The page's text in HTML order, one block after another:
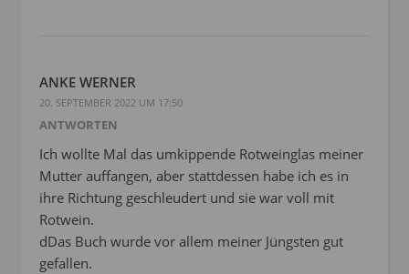
ANKE WERNER
20. SEPTEMBER 2022 UM 17:50
ANTWORTEN
Ich wollte Mal das umkippende Rotweinglas meiner
Mutter auffangen, aber stattdessen habe ich es in
ihre Richtung geschleudert und sie war voll mit
Rotwein.
dDas Buch wurde vor allem meiner Jüngsten gut
gefallen.